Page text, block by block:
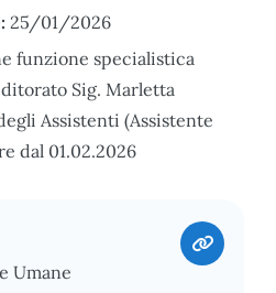
25/01/2026
funzione specialistica
Sig. Marletta
Assistenti (Assistente
dal 01.02.2026
Umane